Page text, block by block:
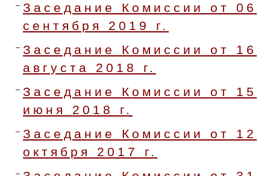
Заседание Комиссии от 06
сентября 2019 г.
Заседание Комиссии от 16
августа 2018 г.
Заседание Комиссии от 15
июня 2018 г.
Заседание Комиссии от 12
октября 2017 г.